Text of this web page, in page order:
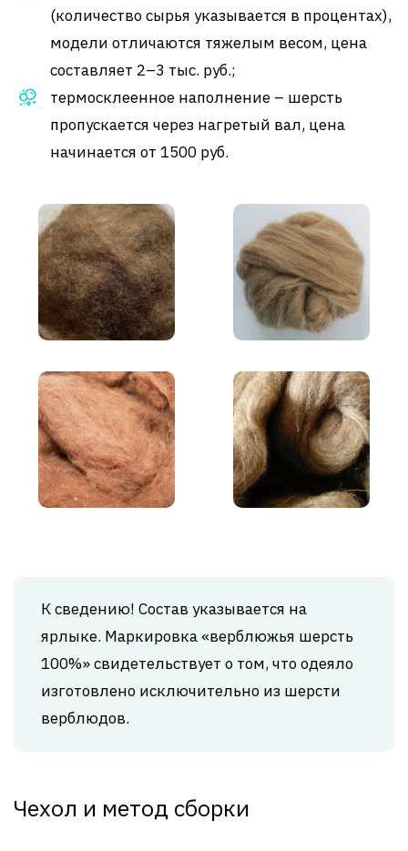
(количество сырья указывается в процентах),
модели отличаются тяжелым весом, цена
составляет 2–3 тыс. руб.;
термосклеенное наполнение – шерсть
пропускается через нагретый вал, цена
начинается от 1500 руб.
К сведению! Состав указывается на
ярлыке. Маркировка «верблюжья шерсть
100%» свидетельствует о том, что одеяло
изготовлено исключительно из шерсти
верблюдов.
Чехол и метод сборки